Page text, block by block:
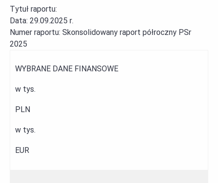
Tytuł raportu:
Data: 29.09.2025 r.
Numer raportu: Skonsolidowany raport półroczny PSr
2025
WYBRANE DANE FINANSOWE
w tys.
PLN
w tys.
EUR